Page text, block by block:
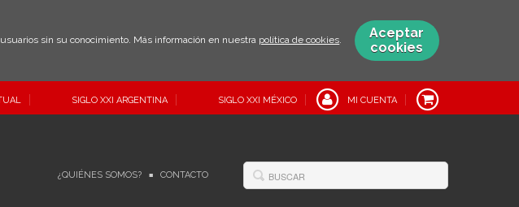
sin su conocimiento. Más información en nuestra política de cookies.
Aceptar
cookies
SIGLO XXI ARGENTINA SIGLO XXI MÉXICO MI CUENTA
¿QUIÉNES SOMOS? CONTACTO